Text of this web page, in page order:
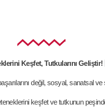
Keşfet, Tutkularını Geliştir!
değil, sosyal, sanatsal
keşfet ve tutkunun